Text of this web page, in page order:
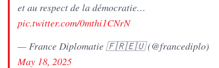
et au respect de la démocratie…
pic.twitter.com/0mthi1CNrN
— France Diplomatie 🇫🇷🇪🇺 (@francediplo)
May 18, 2025